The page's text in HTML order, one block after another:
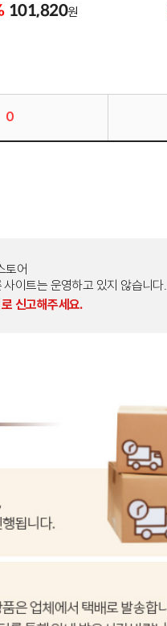
101,820원
0
토어
이트는 운영하고 있지 않습니다.
신고해주세요.